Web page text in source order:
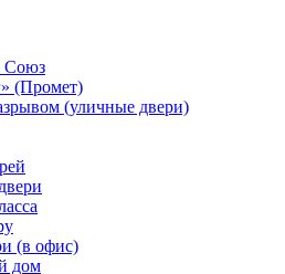
Союз
(Промет)
(уличные двери)
(в офис)
дом